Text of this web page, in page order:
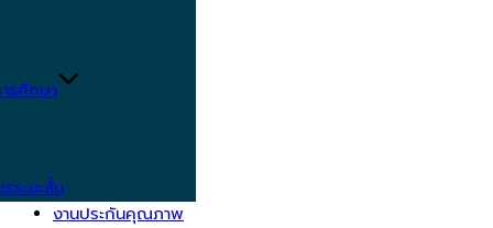
รศึกษา
ระยะสั้น
งานประกันคุณภาพ